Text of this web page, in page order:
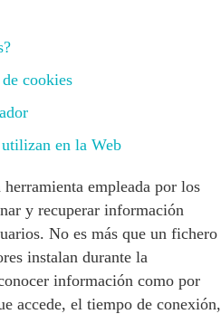
cookies
en la Web
empleada por los
y recuperar información
No es más que un fichero
instalan durante la
información como por
accede, el tiempo de conexión,